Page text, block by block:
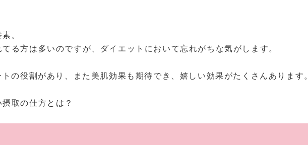
。
る方は多いのですが、ダイエットにおいて忘れがちな気がします。
の役割があり、また美肌効果も期待でき、嬉しい効果がたくさんあります。
取の仕方とは？